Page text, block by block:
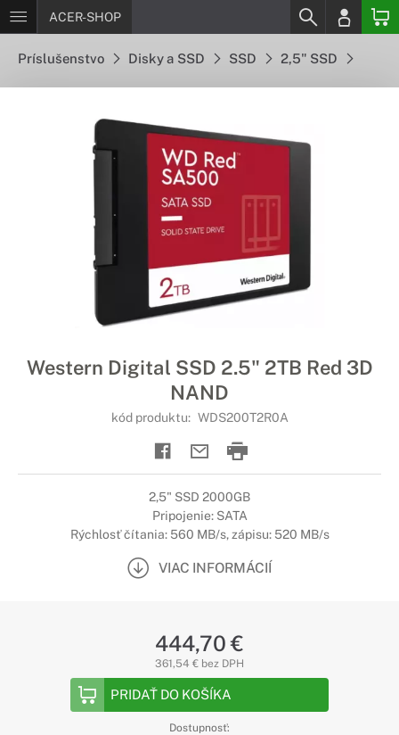
ACER-SHOP
Príslušenstvo Disky a SSD SSD 2,5" SSD
Western Digital SSD 2.5" 2TB Red 3D
NAND
kód produktu: WDS200T2R0A
2,5" SSD 2000GB
Pripojenie: SATA
Rýchlosť čítania: 560 MB/s, zápisu: 520 MB/s
VIAC INFORMÁCIÍ
444,70 €
361,54 € bez DPH
PRIDAŤ DO KOŠÍKA
Dostupnosť: